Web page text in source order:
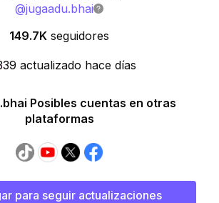
@jugaadu.bhai
149.7K seguidores
actualizado hace días
Posibles cuentas en otras
plataformas
para seguir actualizaciones